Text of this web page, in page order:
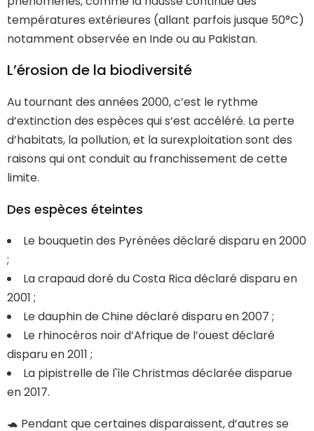
températures extérieures (allant parfois jusque 50°C)
notamment observée en Inde ou au Pakistan.
L’érosion de la biodiversité
Au tournant des années 2000, c’est le rythme
d’extinction des espèces qui s’est accéléré. La perte
d’habitats, la pollution, et la surexploitation sont des
raisons qui ont conduit au franchissement de cette
limite.
Des espèces éteintes
Le bouquetin des Pyrénées déclaré disparu en 2000
;
La crapaud doré du Costa Rica déclaré disparu en
2001 ;
Le dauphin de Chine déclaré disparu en 2007 ;
Le rhinocéros noir d’Afrique de l’ouest déclaré
disparu en 2011 ;
La pipistrelle de l'île Christmas déclarée disparue
en 2017.
🐢 Pendant que certaines disparaissent, d’autres se